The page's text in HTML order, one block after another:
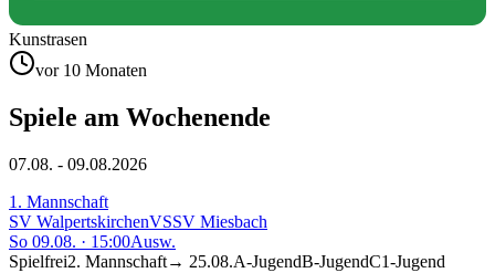
Kunstrasen
vor 10 Monaten
Spiele am Wochenende
07.08. - 09.08.2026
1. Mannschaft
SV WalpertskirchenVSSV Miesbach
So 09.08. · 15:00Ausw.
Spielfrei2. Mannschaft→ 25.08.A-JugendB-JugendC1-Jugend